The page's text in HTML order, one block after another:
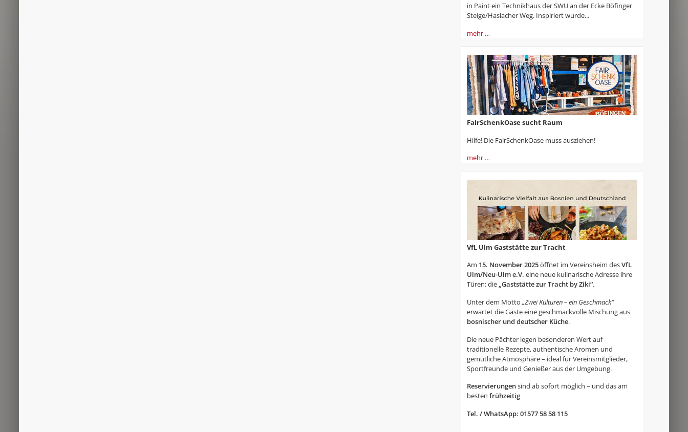
in Paint ein Technikhaus der SWU an der Ecke Böfinger
Steige/Haslacher Weg. Inspiriert wurde...
mehr …
FairSchenkOase sucht Raum
Hilfe! Die FairSchenkOase muss ausziehen!
mehr …
VfL Ulm Gaststätte zur Tracht
Am 15. November 2025öffnet im Vereinsheim desVfL
Ulm/Neu-Ulm e.V. eine neue kulinarische Adresse ihre
Türen: die „Gaststätte zur Tracht by Ziki“.
Unter dem Motto „Zwei Kulturen – ein Geschmack“
erwartet die Gäste eine geschmackvolle Mischung aus
bosnischer und deutscher Küche.
Die neue Pächter legen besonderen Wert auf
traditionelle Rezepte, authentische Aromen und
gemütliche Atmosphäre – ideal für Vereinsmitglieder,
Sportfreunde und Genießer aus der Umgebung.
Reservierungensind ab sofort möglich – und das am
besten frühzeitig
Tel. / WhatsApp: 01577 58 58 115